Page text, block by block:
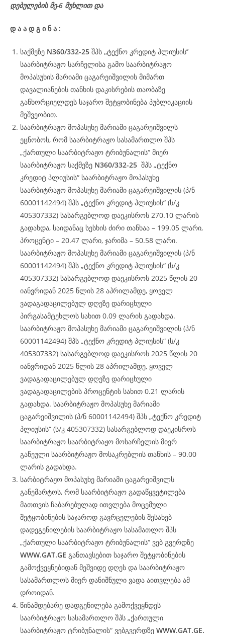
დებულების მე-6 მუხლით და
დ ა ა დ გ ი ნ ა :
საქმეზე N360/332-25 შპს ,,ტექნო კრედიტ პლიუსის’’
საარბიტრაჟო სარჩელისა გამო საარბიტრაჟო
მოპასუხის მარიამი ცაგარეიშვილის მიმართ
დავალიანების თანხის დაკისრების თაობაზე
განხორციელდეს საჯარო შეტყობინება პუბლიკაციის
მეშვეობით.
საარბიტრაჟო მოპასუხე მარიამი ცაგარეიშვილს
ეცნობოს, რომ საარბიტრაჟო სასამართლო შპს
„ქართული საარბიტრაჟო ტრიბუნალის“ მიერ
საარბიტრაჟო საქმეზე N360/332-25 შპს „ტექნო
კრედიტ პლიუსის“ საარბიტრაჟო მოპასუხე
საარბიტრაჟო მოპასუხე მარიამი ცაგარეიშვილის (პ/ნ
60001142494) შპს „ტექნო კრედიტ პლიუსის“ (ს/კ
405307332) სასარგებლოდ დაეკისროს 270.10 ლარის
გადახდა, საიდანაც სესხის ძირი თანხაა – 199.05 ლარი,
პროცენტი – 20.47 ლარი, ჯარიმა – 50.58 ლარი.
საარბიტრაჟო მოპასუხე მარიამი ცაგარეიშვილის (პ/ნ
60001142494) შპს „ტექნო კრედიტ პლიუსის“ (ს/კ
405307332) სასარგებლოდ დაეკისროს 2025 წლის 20
იანვრიდან 2025 წლის 28 აპრილამდე, ყოველ
ვადაგადაცილებულ დღეზე დარიცხული
პირგასამტეხლოს სახით 0.09 ლარის გადახდა.
საარბიტრაჟო მოპასუხე მარიამი ცაგარეიშვილის (პ/ნ
60001142494) შპს „ტექნო კრედიტ პლიუსის“ (ს/კ
405307332) სასარგებლოდ დაეკისროს 2025 წლის 20
იანვრიდან 2025 წლის 28 აპრილამდე, ყოველ
ვადაგადაცილებულ დღეზე დარიცხული
ვადაგადაცილების პროცენტის სახით 0.21 ლარის
გადახდა. საარბიტრაჟო მოპასუხე მარიამი
ცაგარეიშვილის (პ/ნ 60001142494) შპს „ტექნო კრედიტ
პლიუსის“ (ს/კ 405307332) სასარგებლოდ დაეკისროს
საარბიტრაჟო საარბიტრაჟო მოსარჩელის მიერ
გაწეული საარბიტრაჟო მოსაკრებლის თანხის – 90.00
ლარის გადახდა.
სარბიტრაჟო მოპასუხე მარიამი ცაგარეიშვილს
განემარტოს, რომ საარბიტრაჟო გადაწყვეტილება
მათთვის ჩაბარებულად ითვლება მოცემული
შეტყობინების საჯაროდ გავრცელების შესახებ
დადეგენილების საარბიტრაჟო სასამათლო შპს
„ქართული საარბიტრაჟო ტრიბუნალის“ ვებ გვერდზე
WWW.GAT.GE განთავსებით საჯარო შეტყობინების
გამოქვეყნებიდან მეშვიდე დღეს და საარბიტრაჟო
სასამართლოს მიერ დანიშნული ვადა აითვლება ამ
დროიდან.
წინამდებარე დადგენილება გამოქვეყნდეს
საარბიტრაჟო სასამართლო შპს „ქართული
საარბიტრაჟო ტრიბუნალის“ ვებგვერდზე WWW.GAT.GE.